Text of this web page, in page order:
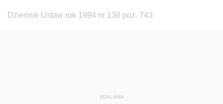
Dziennik Ustaw rok 1994 nr 138 poz. 743
REKLAMA